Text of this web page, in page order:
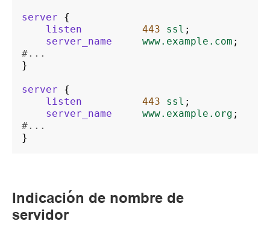
server
{
listen
443 ssl ;
server_name
www.example.com ;
#...
}
server
{
listen
443 ssl ;
server_name
www.example.org ;
#...
}
Indicación de nombre de
servidor